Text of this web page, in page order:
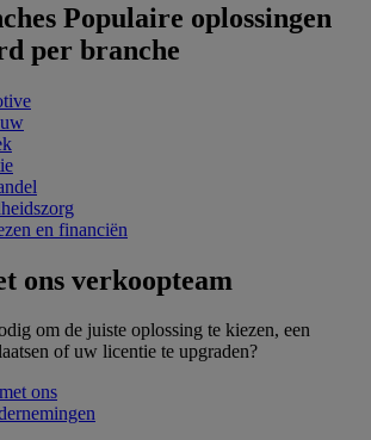
Populaire oplossingen
per branche
en financiën
ons verkoopteam
om de juiste oplossing te kiezen, een
of uw licentie te upgraden?
ons